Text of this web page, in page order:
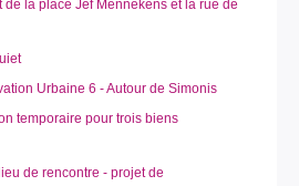
de la place Jef Mennekens et la rue de
Urbaine 6 - Autour de Simonis
temporaire pour trois biens
de rencontre - projet de